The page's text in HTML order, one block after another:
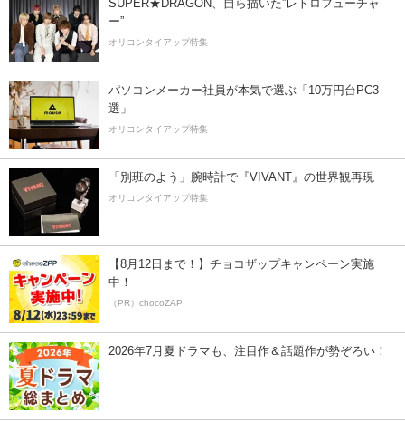
SUPER★DRAGON、自ら描いた”レトロフューチャ
ー”
オリコンタイアップ特集
パソコンメーカー社員が本気で選ぶ「10万円台PC3
選」
オリコンタイアップ特集
「別班のよう」腕時計で『VIVANT』の世界観再現
オリコンタイアップ特集
【8月12日まで！】チョコザップキャンペーン実施
中！
（PR）chocoZAP
2026年7月夏ドラマも、注目作＆話題作が勢ぞろい！